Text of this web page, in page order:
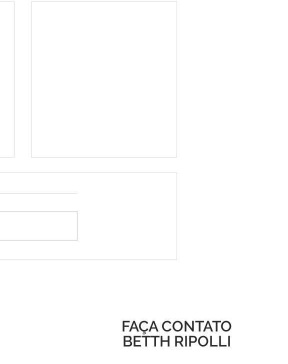
FAÇA CONTATO
BETTH RIPOLLI